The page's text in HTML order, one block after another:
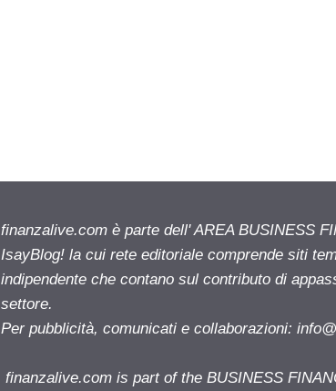
finanzalive.com è parte dell' AREA BUSINESS
IsayBlog! la cui rete editoriale comprende siti
indipendente che contano sul contributo di
settore.
Per pubblicità, comunicati e collaborazioni:
finanzalive.com is part of the BUSINESS